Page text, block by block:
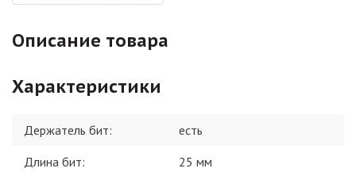
Описание товара
Характеристики
Держатель бит:
есть
Длина бит:
25 мм